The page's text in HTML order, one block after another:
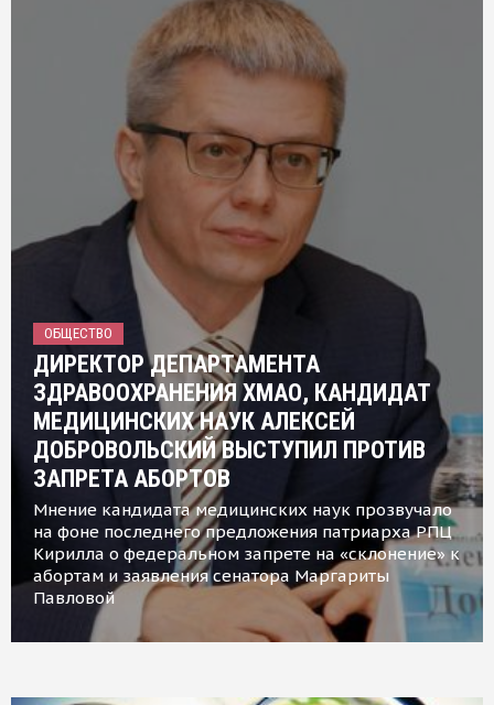
ОБЩЕСТВО
ДИРЕКТОР ДЕПАРТАМЕНТА
ЗДРАВООХРАНЕНИЯ ХМАО, КАНДИДАТ
МЕДИЦИНСКИХ НАУК АЛЕКСЕЙ
ДОБРОВОЛЬСКИЙ ВЫСТУПИЛ ПРОТИВ
ЗАПРЕТА АБОРТОВ
Мнение кандидата медицинских наук прозвучало
на фоне последнего предложения патриарха РПЦ
Кирилла о федеральном запрете на «склонение» к
абортам и заявления сенатора Маргариты
Павловой